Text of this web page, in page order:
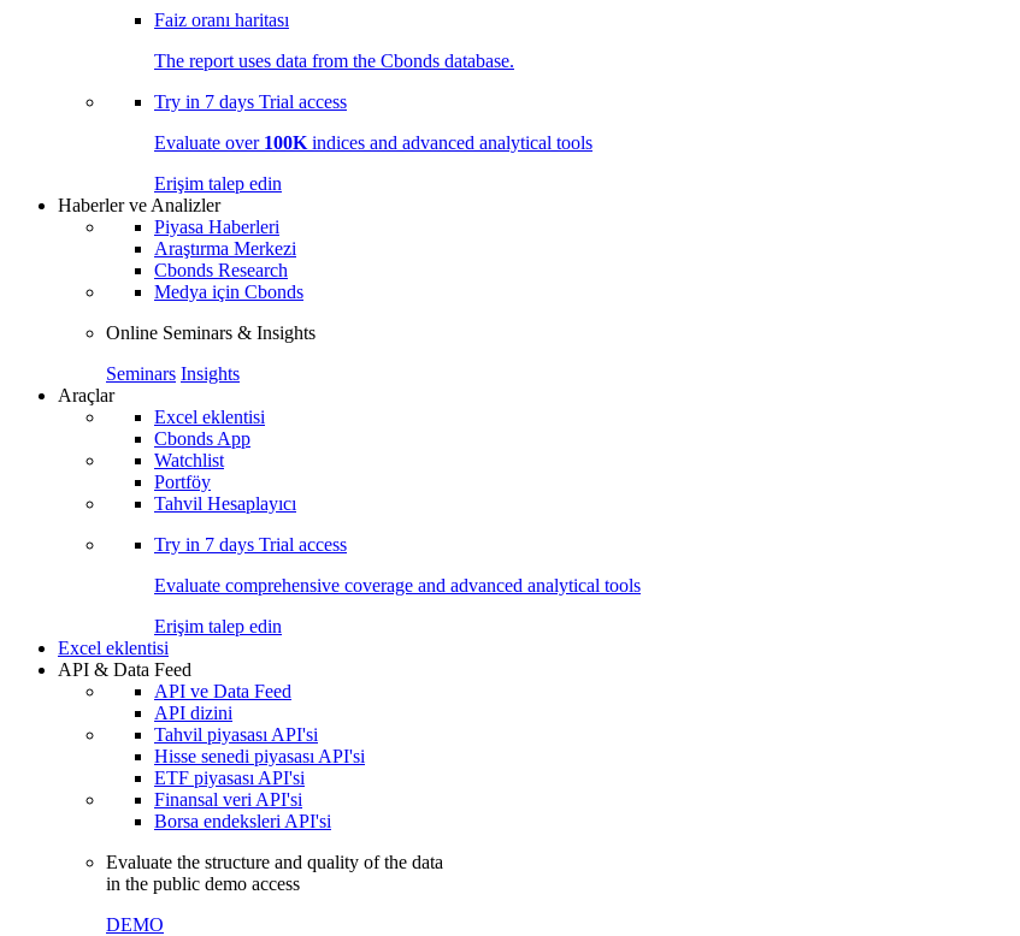
Faiz oranı haritası
The report uses data from the Cbonds database.
Try in 7 days Trial access
Evaluate over 100K indices and advanced analytical tools
Erişim talep edin
Haberler ve Analizler
Piyasa Haberleri
Araştırma Merkezi
Cbonds Research
Medya için Cbonds
Online Seminars & Insights
Seminars Insights
Araçlar
Excel eklentisi
Cbonds App
Watchlist
Portföy
Tahvil Hesaplayıcı
Try in 7 days Trial access
Evaluate comprehensive coverage and advanced analytical tools
Erişim talep edin
Excel eklentisi
API & Data Feed
API ve Data Feed
API dizini
Tahvil piyasası API'si
Hisse senedi piyasası API'si
ETF piyasası API'si
Finansal veri API'si
Borsa endeksleri API'si
Evaluate the structure and quality of the data
in the public demo access
DEMO